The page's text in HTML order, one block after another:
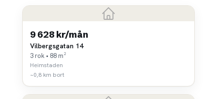
9 628 kr/mån
Vilbergsgatan 14
3 rok • 88 m²
Heimstaden
~0,8 km bort